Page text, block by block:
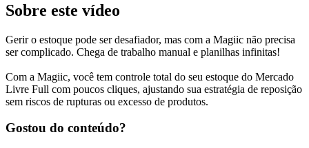
Sobre este vídeo
Gerir o estoque pode ser desafiador, mas com a Magiic não precisa
ser complicado. Chega de trabalho manual e planilhas infinitas!
Com a Magiic, você tem controle total do seu estoque do Mercado
Livre Full com poucos cliques, ajustando sua estratégia de reposição
sem riscos de rupturas ou excesso de produtos.
Gostou do conteúdo?